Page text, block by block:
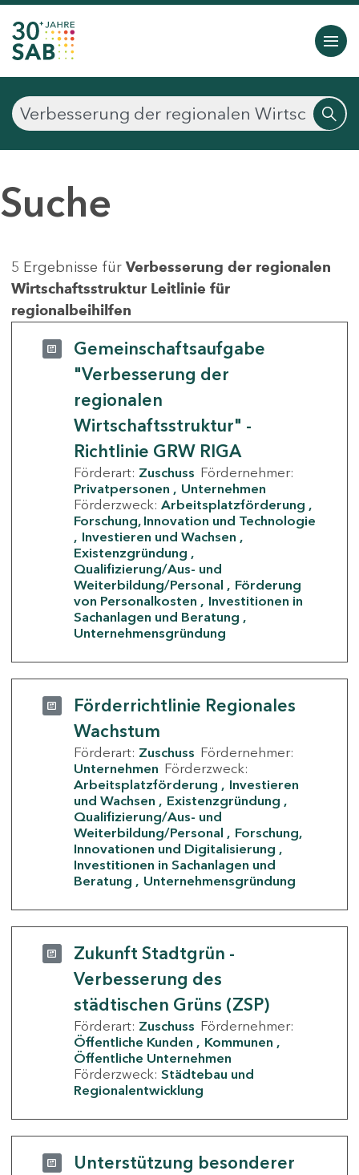
Suche
5 Ergebnisse für Verbesserung der regionalen
Wirtschaftsstruktur Leitlinie für
regionalbeihilfen
Gemeinschaftsaufgabe
"Verbesserung der
regionalen
Wirtschaftsstruktur" -
Richtlinie GRW RIGA
Förderart: Zuschuss Fördernehmer:
Privatpersonen
Unternehmen
Förderzweck: Arbeitsplatzförderung
Forschung, Innovation und Technologie
Investieren und Wachsen
Existenzgründung
Qualifizierung/Aus- und
Weiterbildung/Personal
Förderung
von Personalkosten
Investitionen in
Sachanlagen und Beratung
Unternehmensgründung
Förderrichtlinie Regionales
Wachstum
Förderart: Zuschuss Fördernehmer:
Unternehmen Förderzweck:
Arbeitsplatzförderung
Investieren
und Wachsen
Existenzgründung
Qualifizierung/Aus- und
Weiterbildung/Personal
Forschung,
Innovationen und Digitalisierung
Investitionen in Sachanlagen und
Beratung
Unternehmensgründung
Zukunft Stadtgrün -
Verbesserung des
städtischen Grüns (ZSP)
Förderart: Zuschuss Fördernehmer:
Öffentliche Kunden
Kommunen
Öffentliche Unternehmen
Förderzweck: Städtebau und
Regionalentwicklung
Unterstützung besonderer